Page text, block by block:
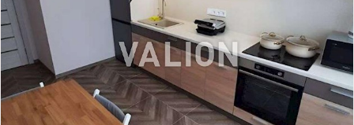
Потапова» Удобная транспортная развязка: скоростной трамвай,
автобусы, маршрутки Быстрый доступ к центру города, ТРЦ
«Украина», цирку и железнодорожному вокзалу Цена 90000 у.е.
Андрей 0679182169 valion.ua/1143549